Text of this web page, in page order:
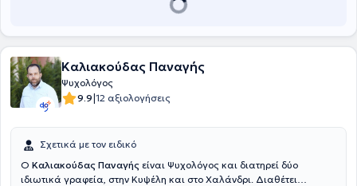
Καλιακούδας Παναγής
Ψυχολόγος
9.9|12 αξιολογήσεις
Σχετικά με τον ειδικό
Ο Καλιακούδας Παναγής είναι Ψυχολόγος και διατηρεί δύο
ιδιωτικά γραφεία, στην Κυψέλη και στο Χαλάνδρι. Διαθέτει